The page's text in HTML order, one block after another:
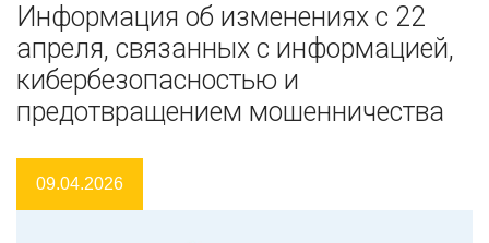
Информация об изменениях с 22
апреля, связанных с информацией,
кибербезопасностью и
предотвращением мошенничества
09.04.2026